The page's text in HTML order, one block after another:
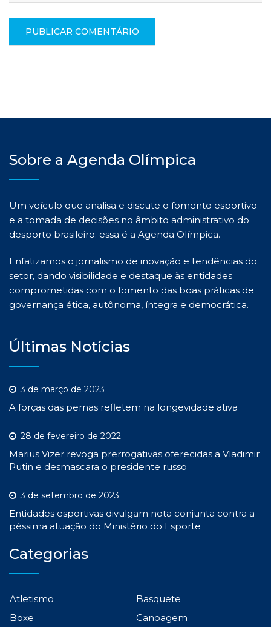
Sobre a Agenda Olímpica
Um veículo que analisa e discute o fomento esportivo
e a tomada de decisões no âmbito administrativo do
desporto brasileiro: essa é a Agenda Olímpica.
Enfatizamos o jornalismo de inovação e tendências do
setor, dando visibilidade e destaque às entidades
comprometidas com o fomento das boas práticas de
governança ética, autônoma, íntegra e democrática.
Últimas Notícias
3 de março de 2023
A forças das pernas refletem na longevidade ativa
28 de fevereiro de 2022
Marius Vizer revoga prerrogativas oferecidas a Vladimir
Putin e desmascara o presidente russo
3 de setembro de 2023
Entidades esportivas divulgam nota conjunta contra a
péssima atuação do Ministério do Esporte
Categorias
Atletismo
Basquete
Boxe
Canoagem